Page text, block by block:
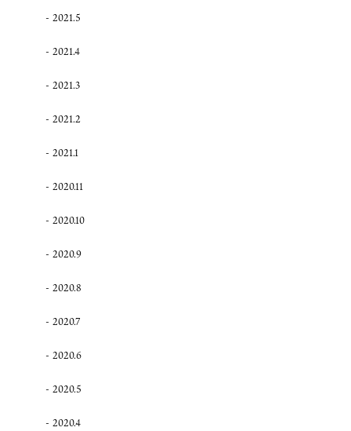
2021.5
2021.4
2021.3
2021.2
2021.1
2020.11
2020.10
2020.9
2020.8
2020.7
2020.6
2020.5
2020.4